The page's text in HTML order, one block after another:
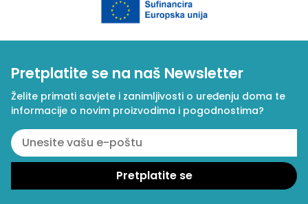
Pretplatite se na naš Newsletter
Želite primati savjete i zanimljivosti o uređenju doma te
informacije o novim proizvodima i pogodnostima?